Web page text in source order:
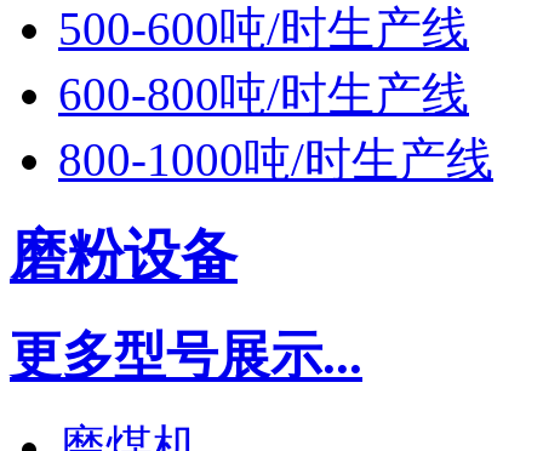
500-600吨/时生产线
600-800吨/时生产线
800-1000吨/时生产线
磨粉设备
更多型号展示...